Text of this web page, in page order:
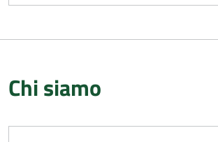
Chi siamo